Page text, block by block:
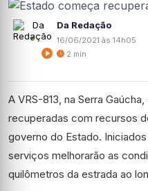
Da Redação
16/06/2021 às 14h05
2 min
A VRS-813, na Serra
recuperadas com recursos
governo do Estado.
serviços melhorarão as
quilômetros da estrada ao